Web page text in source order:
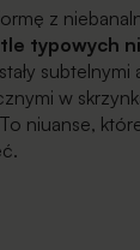
z
typowych
subtelnymi
w
niuanse,